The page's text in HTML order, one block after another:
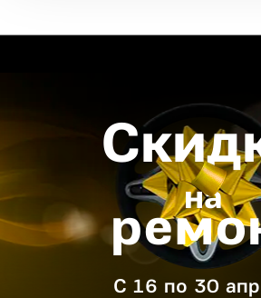
С 16 по 30
на